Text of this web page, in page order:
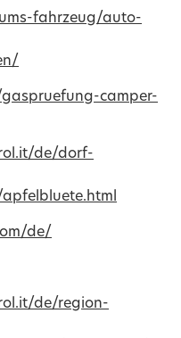
fahrzeug/auto-
camper-
de/dorf-
de/
de/region-